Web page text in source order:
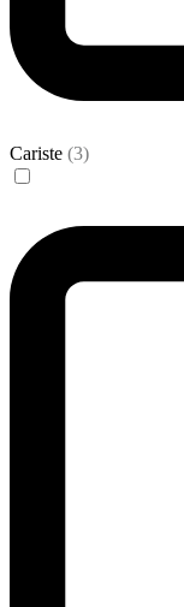
Cariste (3)